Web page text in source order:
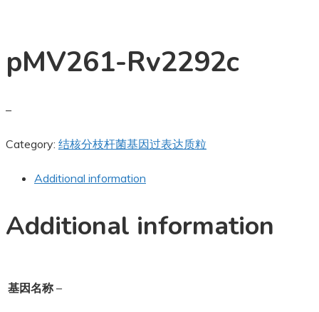
pMV261-Rv2292c
–
Category: 结核分枝杆菌基因过表达质粒
Additional information
Additional information
基因名称 –